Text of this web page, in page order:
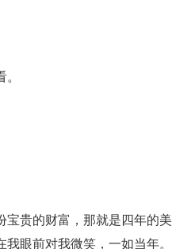
宝贵的财富，那就是四年的美
眼前对我微笑，一如当年。